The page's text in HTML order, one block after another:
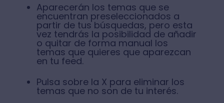
Aparecerán los temas que se
encuentran preseleccionados a
partir de tus búsquedas, pero esta
vez tendrás la posibilidad de añadir
o quitar de forma manual los
temas que quieres que aparezcan
en tu feed.
Pulsa sobre la X para eliminar los
temas que no son de tu interés.